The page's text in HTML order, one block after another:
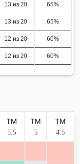
13 из 20 65%
13 из 20 65%
12 из 20 60%
12 из 20 60%
ТМ
5.5
ТМ
5
ТМ
4.5